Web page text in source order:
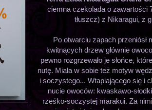
ciemna czekolada o zawartości
tłuszcz) z Nikaragui, z
Po otwarciu zapach przeniósł
kwitnących drzew głównie
pewno rozgrzewało je słońce,
nutę. Miała w sobie też motyw
i soczystego... Wtapiającego się i
nucie owoców: kwaskawo-
rześko-soczystej marakui. Za